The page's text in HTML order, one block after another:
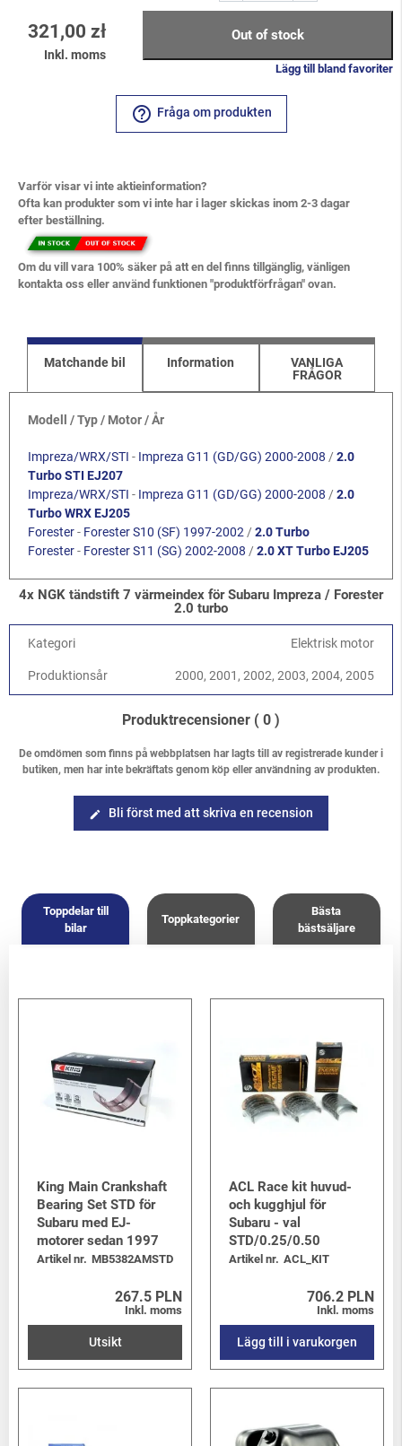
321,00 zł
Inkl. moms
Out of stock
Lägg till bland favoriter
help_outline Fråga om produkten
Varför visar vi inte aktieinformation?
Ofta kan produkter som vi inte har i lager skickas inom 2-3 dagar
efter beställning.
Om du vill vara 100% säker på att en del finns tillgänglig, vänligen
kontakta oss eller använd funktionen "produktförfrågan" ovan.
Matchande bil Information
VANLIGA
FRÅGOR
Modell / Typ / Motor / År
Impreza/WRX/STI - Impreza G11 (GD/GG) 2000-2008 /2.0
Turbo STI EJ207
Impreza/WRX/STI - Impreza G11 (GD/GG) 2000-2008 /2.0
Turbo WRX EJ205
Forester- Forester S10 (SF) 1997-2002/2.0 Turbo
Forester- Forester S11 (SG) 2002-2008 /2.0 XT Turbo EJ205
4x NGK tändstift 7 värmeindex för Subaru Impreza / Forester
2.0 turbo
Kategori Elektrisk motor
Produktionsår 2000, 2001, 2002, 2003, 2004, 2005
Produktrecensioner ( 0 )
De omdömen som finns på webbplatsen har lagts till av registrerade kunder i
butiken, men har inte bekräftats genom köp eller användning av produkten.
edit Bli först med att skriva en recension
Toppdelar till
bilar
Toppkategorier
Bästa
bästsäljare
King Main Crankshaft
Bearing Set STD för
Subaru med EJ-
motorer sedan 1997
Artikel nr. MB5382AMSTD
267.5 PLN
Inkl. moms
Utsikt
ACL Race kit huvud-
och kugghjul för
Subaru - val
STD/0.25/0.50
Artikel nr. ACL_KIT
706.2 PLN
Inkl. moms
Lägg till i varukorgen